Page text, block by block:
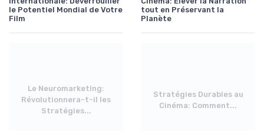
le Potentiel Mondial de Votre
Film
tout en Préservant la
Planète
Le Neuromarketing:
Révolutionnera-t-il les
Stratégies...
Stratégies Durables au
Cinéma: Comment...